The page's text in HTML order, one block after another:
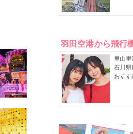
羽田空港から飛行
里山
石川県
おすす